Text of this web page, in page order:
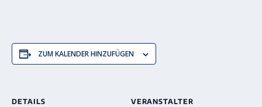
ZUM KALENDER HINZUFÜGEN
DETAILS VERANSTALTER